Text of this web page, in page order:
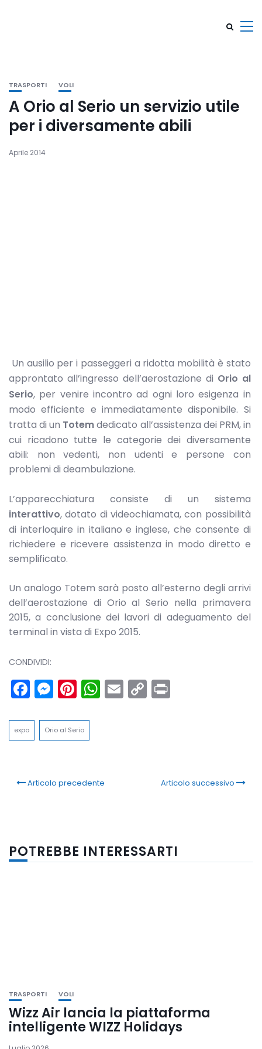
TRASPORTI VOLI
A Orio al Serio un servizio utile
per i diversamente abili
Aprile 2014
Un ausilio per i passeggeri a ridotta mobilità è stato
approntato all’ingresso dell’aerostazione di Orio al
Serio, per venire incontro ad ogni loro esigenza in
modo efficiente e immediatamente disponibile. Si
tratta di un Totemdedicato all’assistenza dei PRM, in
cui ricadono tutte le categorie dei diversamente
abili: non vedenti, non udenti e persone con
problemi di deambulazione.
L’apparecchiatura consiste di un sistema
interattivo, dotato di videochiamata, con possibilità
di interloquire in italiano e inglese, che consente di
richiedere e ricevere assistenza in modo diretto e
semplificato.
Un analogo Totem sarà posto all’esterno degli arrivi
dell’aerostazione di Orio al Serio nella primavera
2015, a conclusione dei lavori di adeguamento del
terminal in vista di Expo 2015.
CONDIVIDI:
Facebook
Messenger
Pinterest
WhatsApp
Email
Copy
Link
expo Orio al Serio
Articolo precedente Articolo successivo
POTREBBE INTERESSARTI
TRASPORTI VOLI
Wizz Air lancia la piattaforma
intelligente WIZZ Holidays